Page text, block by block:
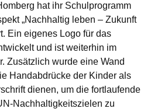
hat ihr Schulprogramm
„Nachhaltig leben – Zukunft
Ein eigenes Logo für das
und ist weiterhin im
Zusätzlich wurde eine Wand
Handabdrücke der Kinder als
dienen, um die fortlaufende
Nachhaltigkeitszielen zu